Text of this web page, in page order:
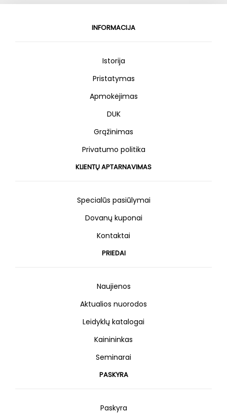
INFORMACIJA
Istorija
Pristatymas
Apmokėjimas
DUK
Grąžinimas
Privatumo politika
KLIENTŲ APTARNAVIMAS
Specialūs pasiūlymai
Dovanų kuponai
Kontaktai
PRIEDAI
Naujienos
Aktualios nuorodos
Leidyklų katalogai
Kainininkas
Seminarai
PASKYRA
Paskyra